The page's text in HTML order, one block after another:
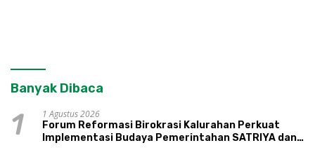
Banyak Dibaca
1
1 Agustus 2026
Forum Reformasi Birokrasi Kalurahan Perkuat
Implementasi Budaya Pemerintahan SATRIYA dan